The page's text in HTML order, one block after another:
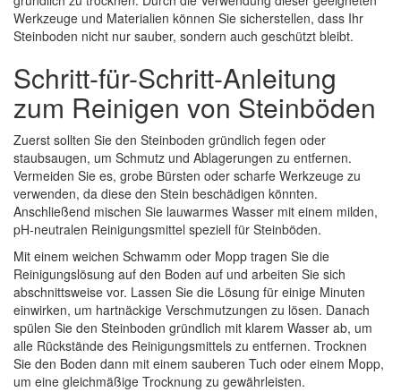
Werkzeuge und Materialien können Sie sicherstellen, dass Ihr
Steinboden nicht nur sauber, sondern auch geschützt bleibt.
Schritt-für-Schritt-Anleitung
zum Reinigen von Steinböden
Zuerst sollten Sie den Steinboden gründlich fegen oder
staubsaugen, um Schmutz und Ablagerungen zu entfernen.
Vermeiden Sie es, grobe Bürsten oder scharfe Werkzeuge zu
verwenden, da diese den Stein beschädigen könnten.
Anschließend mischen Sie lauwarmes Wasser mit einem milden,
pH-neutralen Reinigungsmittel speziell für Steinböden.
Mit einem weichen Schwamm oder Mopp tragen Sie die
Reinigungslösung auf den Boden auf und arbeiten Sie sich
abschnittsweise vor. Lassen Sie die Lösung für einige Minuten
einwirken, um hartnäckige Verschmutzungen zu lösen. Danach
spülen Sie den Steinboden gründlich mit klarem Wasser ab, um
alle Rückstände des Reinigungsmittels zu entfernen. Trocknen
Sie den Boden dann mit einem sauberen Tuch oder einem Mopp,
um eine gleichmäßige Trocknung zu gewährleisten.